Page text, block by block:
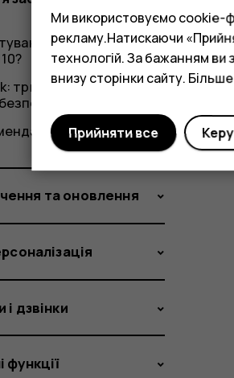
блокування
тримайте телефон
місцях
додатків?
та оновлення
дзвінки
функції
Ми використовуємо cookie-
рекламу.Натискаючи
технологій. За бажанням
внизу сторінки сайту.
Прийняти все